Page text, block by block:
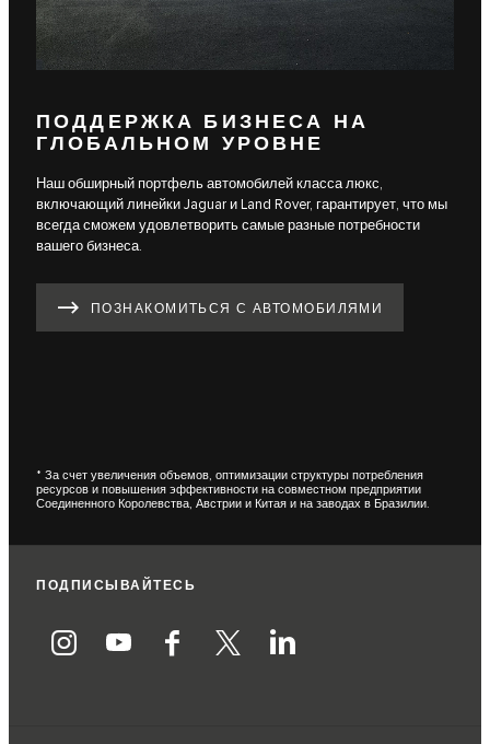
ПОДДЕРЖКА БИЗНЕСА НА
ГЛОБАЛЬНОМ УРОВНЕ
Наш обширный портфель автомобилей класса люкс,
включающий линейки Jaguar и Land Rover, гарантирует, что мы
всегда сможем удовлетворить самые разные потребности
вашего бизнеса.
ПОЗНАКОМИТЬСЯ С АВТОМОБИЛЯМИ
* За счет увеличения объемов, оптимизации структуры потребления
ресурсов и повышения эффективности на совместном предприятии
Соединенного Королевства, Австрии и Китая и на заводах в Бразилии.
ПОДПИСЫВАЙТЕСЬ